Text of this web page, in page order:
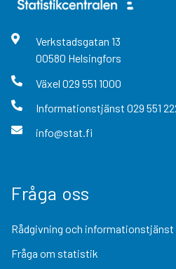
Verkstadsgatan 13
00580 Helsingfors
Växel 029 551 1000
Informationstjänst 029 551
info@stat.fi
Fråga oss
Rådgivning och informationstjänst
Fråga om statistik